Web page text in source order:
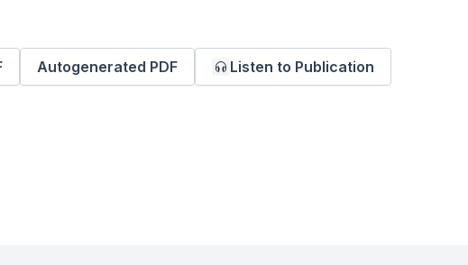
Autogenerated PDF Listen to Publication